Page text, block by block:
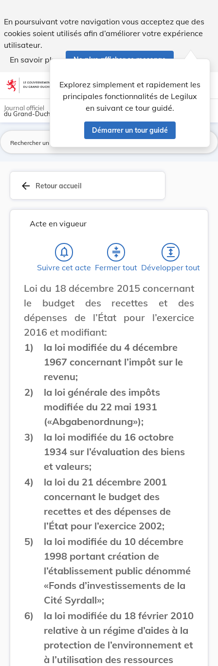
En poursuivant votre navigation vous acceptez que des
cookies soient utilisés afin d’améliorer votre expérience
utilisateur.
En savoir plus
Ne plus afficher ce message
Aller au contenu account_circle help Aide
Explorez simplement et rapidement les
principales fonctionnalités de Legilux
en suivant ce tour guidé.
Démarrer un tour guidé
light_mode dark_mode
Journal officiel
du Grand-Duché de Luxembourg
arrow_back Retour accueil
Acte en vigueur
notifications_none
Suivre cet acte
compress
Fermer tout
expand
Développer tout
Loi du 18 décembre 2015 concernant
le budget des recettes et des
dépenses de l’État pour l’exercice
2016 et modifiant:
1)
la loi modifiée du 4 décembre
1967 concernant l’impôt sur le
revenu;
2)
la loi générale des impôts
modifiée du 22 mai 1931
(«Abgabenordnung»);
3)
la loi modifiée du 16 octobre
1934 sur l’évaluation des biens
et valeurs;
4)
la loi du 21 décembre 2001
concernant le budget des
recettes et des dépenses de
l’État pour l’exercice 2002;
5)
la loi modifiée du 10 décembre
1998 portant création de
l’établissement public dénommé
«Fonds d’investissements de la
Cité Syrdall»;
6)
la loi modifiée du 18 février 2010
relative à un régime d’aides à la
protection de l’environnement et
à l’utilisation des ressources